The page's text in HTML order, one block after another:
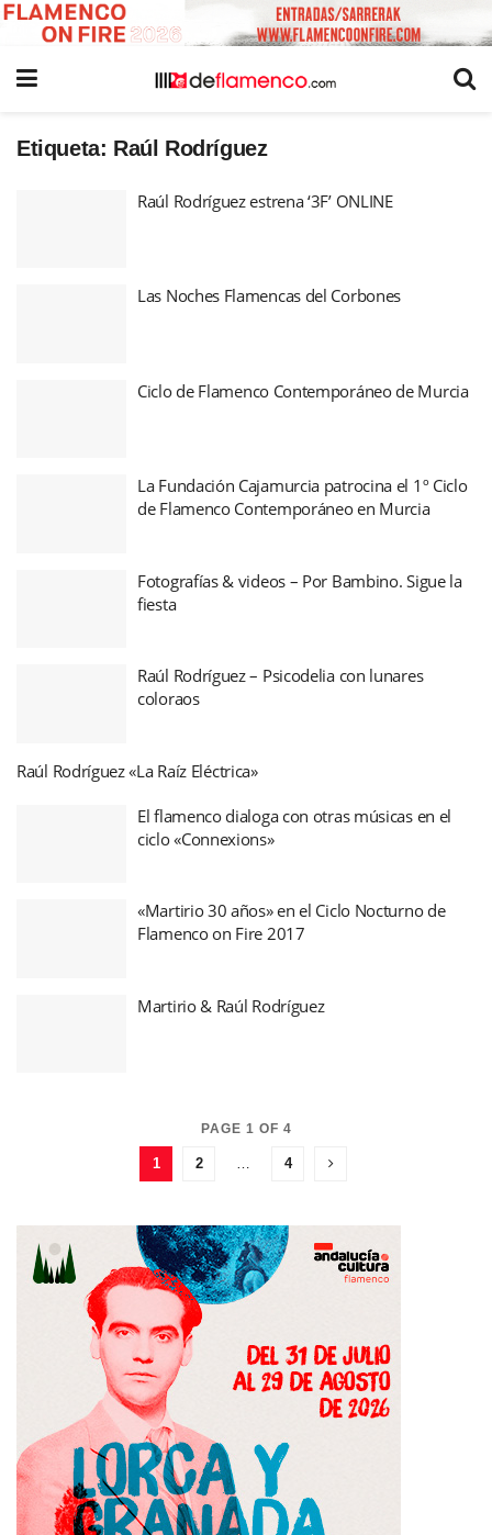
Etiqueta: Raúl Rodríguez
Raúl Rodríguez estrena ‘3F’ ONLINE
Las Noches Flamencas del Corbones
Ciclo de Flamenco Contemporáneo de Murcia
La Fundación Cajamurcia patrocina el 1º Ciclo
de Flamenco Contemporáneo en Murcia
Fotografías & videos – Por Bambino. Sigue la
fiesta
Raúl Rodríguez – Psicodelia con lunares
coloraos
Raúl Rodríguez «La Raíz Eléctrica»
El flamenco dialoga con otras músicas en el
ciclo «Connexions»
«Martirio 30 años» en el Ciclo Nocturno de
Flamenco on Fire 2017
Martirio & Raúl Rodríguez
PAGE 1 OF 4
1 2 … 4